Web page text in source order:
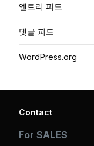
엔트리 피드
댓글 피드
WordPress.org
Contact
For SALES